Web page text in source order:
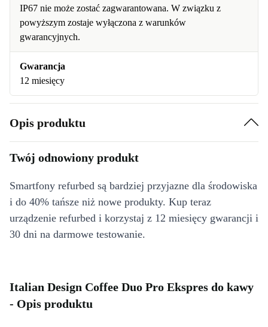
IP67 nie może zostać zagwarantowana. W związku z
powyższym zostaje wyłączona z warunków
gwarancyjnych.
Gwarancja
12 miesięcy
Opis produktu
Twój odnowiony produkt
Smartfony refurbed są bardziej przyjazne dla środowiska
i do 40% tańsze niż nowe produkty. Kup teraz
urządzenie refurbed i korzystaj z 12 miesięcy gwarancji i
30 dni na darmowe testowanie.
Italian Design Coffee Duo Pro Ekspres do kawy
- Opis produktu